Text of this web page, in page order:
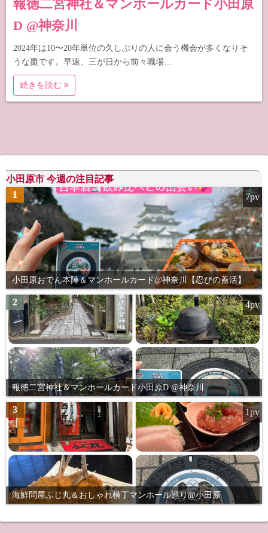
報徳二宮神社＆マンホールカード小田原
D @神奈川
2024年は10〜20年単位の久しぶりの人に会う機会が多くなりそ
うな棗です。早速、三が日から前々職場…
続きを読む
小田原市 今週の注目記事
1
小田原おでん本陣＆マンホールカード@神奈川【忍びの蓋活】
7pv
2
報徳二宮神社＆マンホールカード小田原D @神奈川
4pv
3
海鮮問屋ふじ丸＆おしゃれ横丁マンホール巡り@小田原
1pv